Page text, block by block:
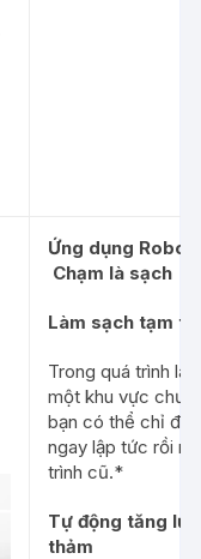
Ứng dụng
Chạm là sạch
Làm sạch tạm
Trong quá trình
một khu vực chưa
bạn có thể chỉ
ngay lập tức rồi
trình cũ.*
Tự động tăng
thảm